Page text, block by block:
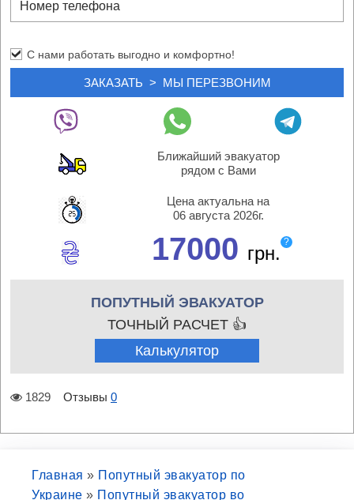
С нами работать выгодно и комфортно!
Ближайший эвакуатор
рядом с Вами
Цена актуальна на
06 августа 2026г.
17000 грн.
?
ПОПУТНЫЙ ЭВАКУАТОР
ТОЧНЫЙ РАСЧЕТ 👍
Калькулятор
1829 Отзывы 0
Главная » Попутный эвакуатор по
Украине » Попутный эвакуатор во